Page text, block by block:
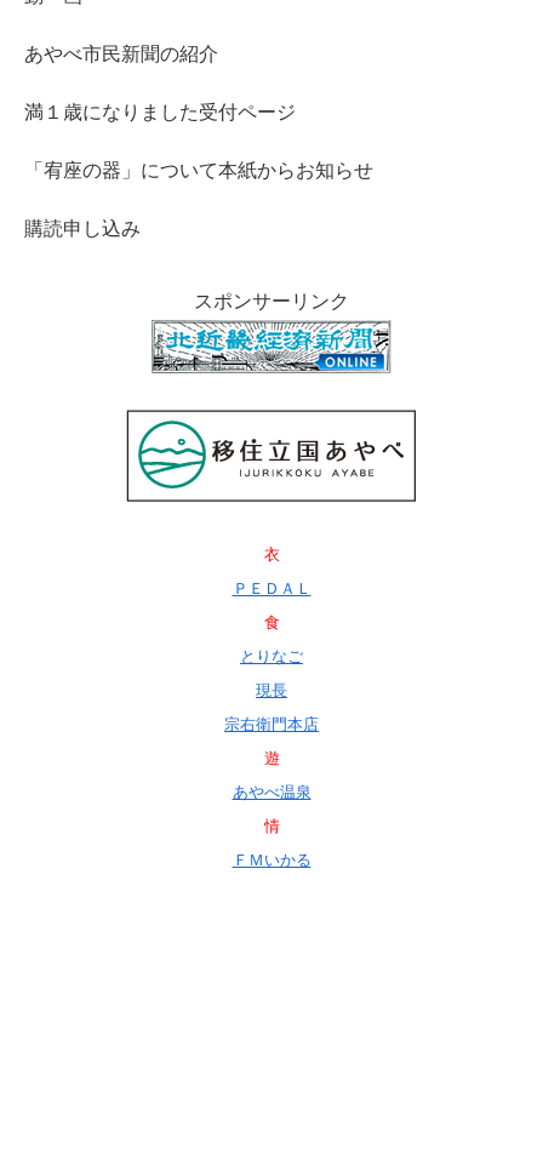
あやべ市民新聞の紹介
満１歳になりました受付ページ
「宥座の器」について本紙からお知らせ
購読申し込み
スポンサーリンク
衣
ＰＥＤＡＬ
食
とりなご
現長
宗右衛門本店
遊
あやべ温泉
情
ＦＭいかる